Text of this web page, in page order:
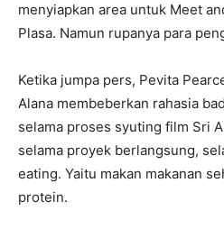
menyiapkan area untuk Meet
Plasa. Namun rupanya para
Ketika jumpa pers, Pevita
Alana membeberkan rahasia
selama proses syuting film Sri
selama proyek berlangsung,
eating. Yaitu makan makanan
protein.